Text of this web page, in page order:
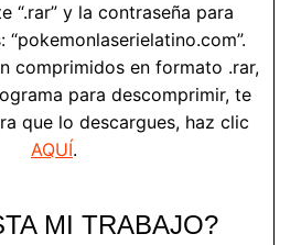
“.rar” y la contraseña para
comprimidos en formato .rar,
para descomprimir, te
que lo descargues, haz clic
AQUÍ.
MI TRABAJO?